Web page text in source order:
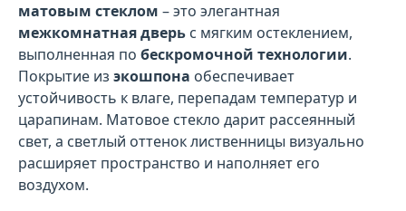
матовым стеклом – это элегантная
межкомнатная дверь с мягким остеклением,
выполненная по бескромочной технологии.
Покрытие из экошпона обеспечивает
устойчивость к влаге, перепадам температур и
царапинам. Матовое стекло дарит рассеянный
свет, а светлый оттенок лиственницы визуально
расширяет пространство и наполняет его
воздухом.